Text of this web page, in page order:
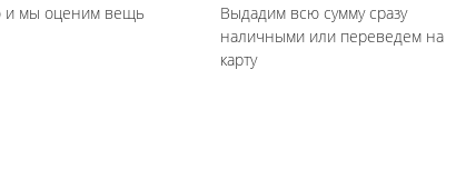
и мы оценим вещь
Выдадим всю сумму сразу
наличными или переведем на
карту